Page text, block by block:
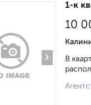
›
1-к
10
В